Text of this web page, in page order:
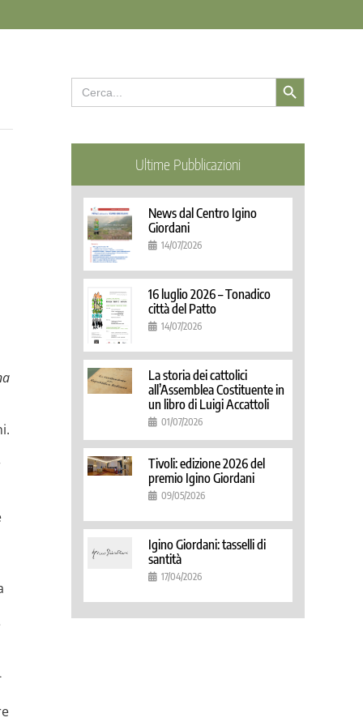
Search
for:
Search Button
Ultime Pubblicazioni
News dal Centro Igino
Giordani
14/07/2026
16 luglio 2026 – Tonadico
città del Patto
14/07/2026
La storia dei cattolici
all’Assemblea Costituente in
un libro di Luigi Accattoli
01/07/2026
Tivoli: edizione 2026 del
premio Igino Giordani
09/05/2026
Igino Giordani: tasselli di
santità
17/04/2026